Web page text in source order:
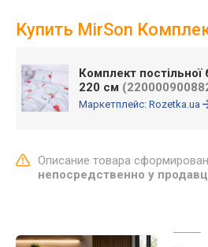
Купить MirSon
Комплект
220 см
Маркетплейс: Rozetka.ua
Описание товара
непосредственно у